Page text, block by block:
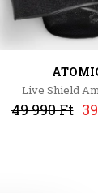
Live Shield
49 990 Ft